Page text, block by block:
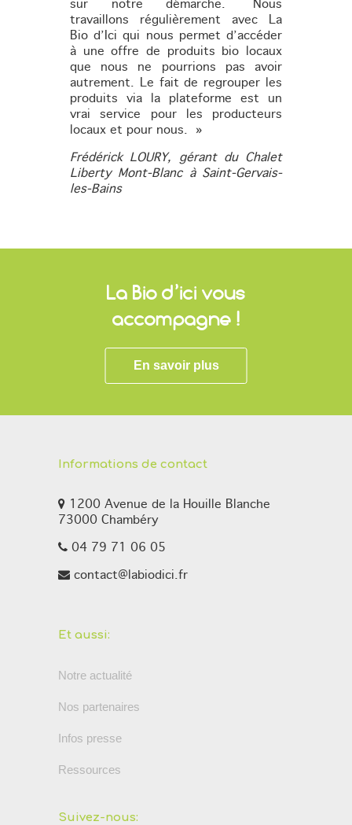
sur notre démarche. Nous
travaillons régulièrement avec La
Bio d’Ici qui nous permet d’accéder
à une offre de produits bio locaux
que nous ne pourrions pas avoir
autrement. Le fait de regrouper les
produits via la plateforme est un
vrai service pour les producteurs
locaux et pour nous. »
Frédérick LOURY, gérant du Chalet
Liberty Mont-Blanc à Saint-Gervais-
les-Bains
La Bio d’ici vous
accompagne !
En savoir plus
Informations de contact
1200 Avenue de la Houille Blanche
73000 Chambéry
04 79 71 06 05
contact@labiodici.fr
Et aussi:
Notre actualité
Nos partenaires
Infos presse
Ressources
Suivez-nous: